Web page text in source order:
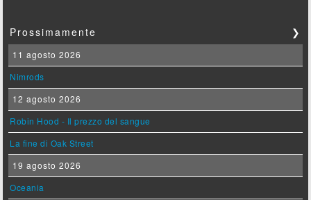
Prossimamente ❯
11 agosto 2026
Nimrods
12 agosto 2026
Robin Hood - Il prezzo del sangue
La fine di Oak Street
19 agosto 2026
Oceania